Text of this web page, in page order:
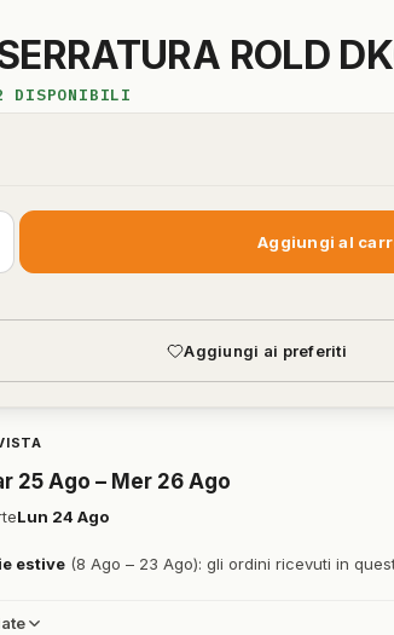
ROLD
DISPONIBILI
Aggiungi al
Aggiungi ai preferiti
25 Ago – Mer 26 Ago
Lun 24 Ago
estive (8 Ago – 23 Ago): gli ordini ricevuti in